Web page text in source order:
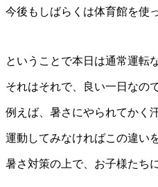
今後もしばらくは体育館を使
ということで本日は通常運転
それはそれで、良い一日なの
例えば、暑さにやられてかく
運動してみなければこの違い
暑さ対策の上で、お子様たち